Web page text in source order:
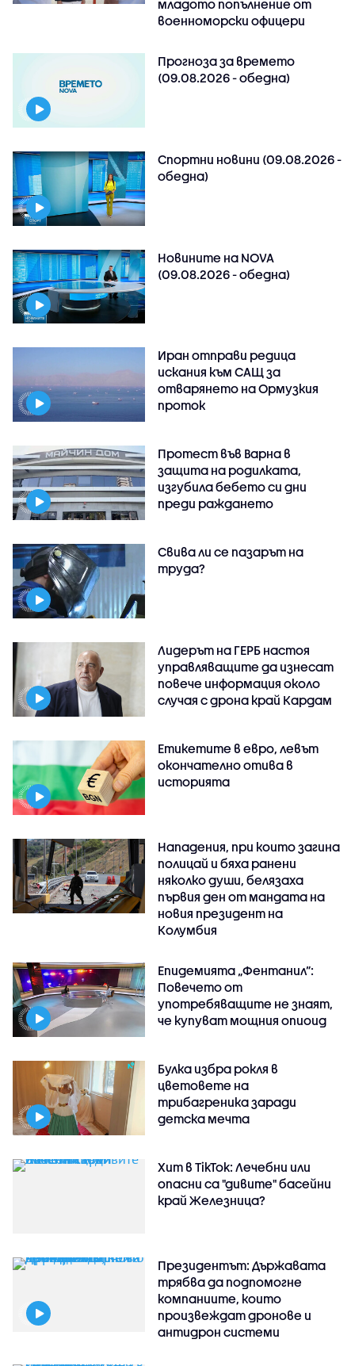
младото попълнение от
военноморски офицери
Прогноза за времето
(09.08.2026 - обедна)
Спортни новини (09.08.2026 -
обедна)
Новините на NOVA
(09.08.2026 - обедна)
Иран отправи редица
искания към САЩ за
отварянето на Ормузкия
проток
Протест във Варна в
защита на родилката,
изгубила бебето си дни
преди раждането
Свива ли се пазарът на
труда?
Лидерът на ГЕРБ настоя
управляващите да изнесат
повече информация около
случая с дрона край Кардам
Етикетите в евро, левът
окончателно отива в
историята
Нападения, при които загина
полицай и бяха ранени
няколко души, белязаха
първия ден от мандата на
новия президент на
Колумбия
Епидемията „Фентанил”:
Повечето от
употребяващите не знаят,
че купуват мощния опиоид
Булка избра рокля в
цветовете на
трибагреника заради
детска мечта
Хит в TikTok: Лечебни или
опасни са "дивите" басейни
край Железница?
Президентът: Държавата
трябва да подпомогне
компаниите, които
произвеждат дронове и
антидрон системи